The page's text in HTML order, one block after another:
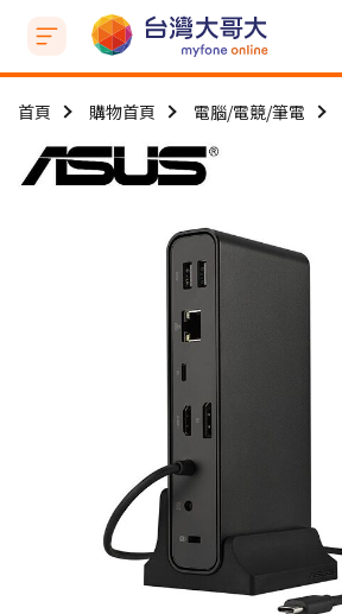
首頁 購物首頁 電腦/電競/筆電